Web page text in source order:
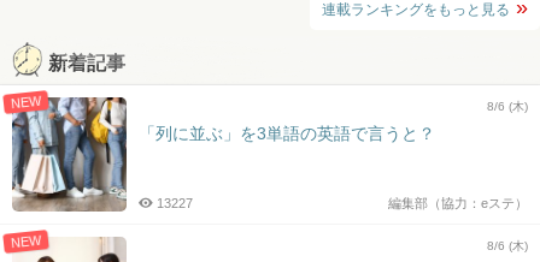
連載ランキングをもっと見る
新着記事
NEW 8/6 (木)
「列に並ぶ」を3単語の英語で言うと？
編集部（協力：eステ）
13227
NEW 8/6 (木)